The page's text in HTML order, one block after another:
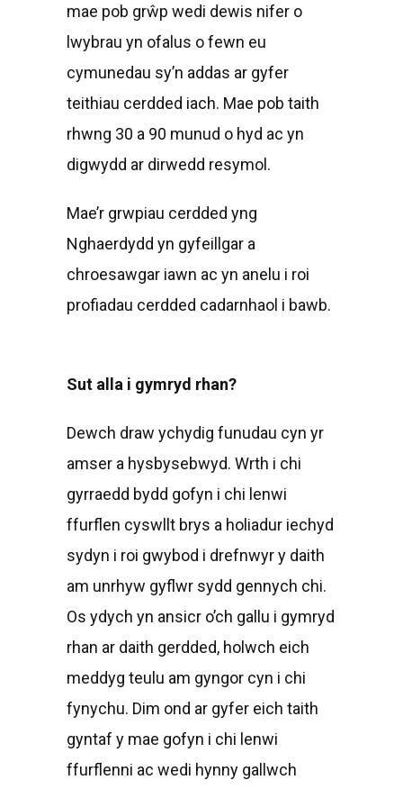
mae pob grŵp wedi dewis nifer o
lwybrau yn ofalus o fewn eu
cymunedau sy’n addas ar gyfer
teithiau cerdded iach. Mae pob taith
rhwng 30 a 90 munud o hyd ac yn
digwydd ar dirwedd resymol.
Mae’r grwpiau cerdded yng
Nghaerdydd yn gyfeillgar a
chroesawgar iawn ac yn anelu i roi
profiadau cerdded cadarnhaol i bawb.
Sut alla i gymryd rhan?
Dewch draw ychydig funudau cyn yr
amser a hysbysebwyd. Wrth i chi
gyrraedd bydd gofyn i chi lenwi
ffurflen cyswllt brys a holiadur iechyd
sydyn i roi gwybod i drefnwyr y daith
am unrhyw gyflwr sydd gennych chi.
Os ydych yn ansicr o’ch gallu i gymryd
rhan ar daith gerdded, holwch eich
meddyg teulu am gyngor cyn i chi
fynychu. Dim ond ar gyfer eich taith
gyntaf y mae gofyn i chi lenwi
ffurflenni ac wedi hynny gallwch